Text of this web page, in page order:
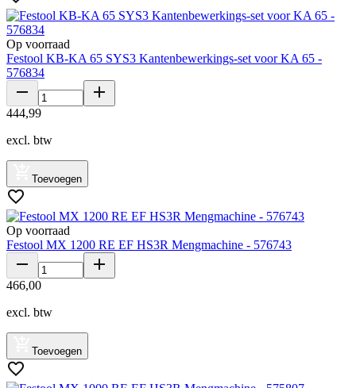
Op voorraad
Festool KB-KA 65 SYS3 Kantenbewerkings-set voor KA 65 -
576834
444,99
excl. btw
Toevoegen
Op voorraad
Festool MX 1200 RE EF HS3R Mengmachine - 576743
466,00
excl. btw
Toevoegen